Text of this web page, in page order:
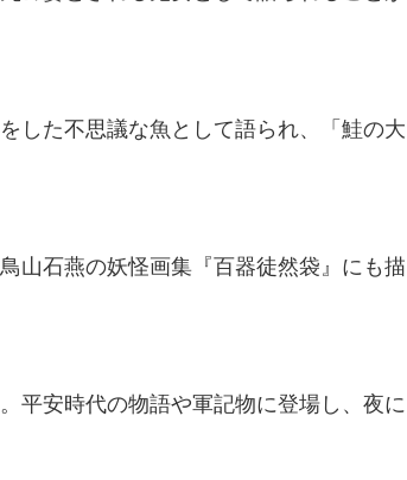
した不思議な魚として語られ、「鮭の大
山石燕の妖怪画集『百器徒然袋』にも描
平安時代の物語や軍記物に登場し、夜に